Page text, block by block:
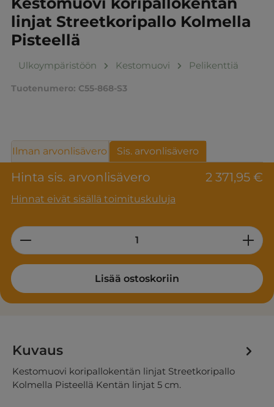
linjat Streetkoripallo Kolmella
Pisteellä
Ulkoympäristöön Kestomuovi Pelikenttiä
Tuotenumero: C55-868-S3
Hinta sis. arvonlisävero 2 371,95 €
Hinnat eivät sisällä toimituskuluja
Ilman arvonlisävero Sis. arvonlisävero
Product Quantity: Enter the desired
Lisää ostoskoriin
Kuvaus
Kestomuovi koripallokentän linjat Streetkoripallo
Kolmella Pisteellä Kentän linjat 5 cm.